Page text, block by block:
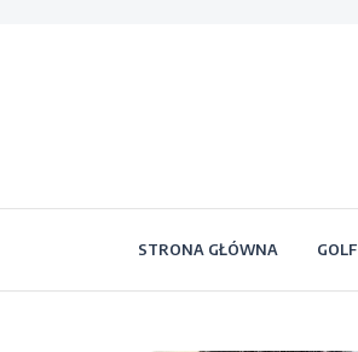
STRONA GŁÓWNA GOLF